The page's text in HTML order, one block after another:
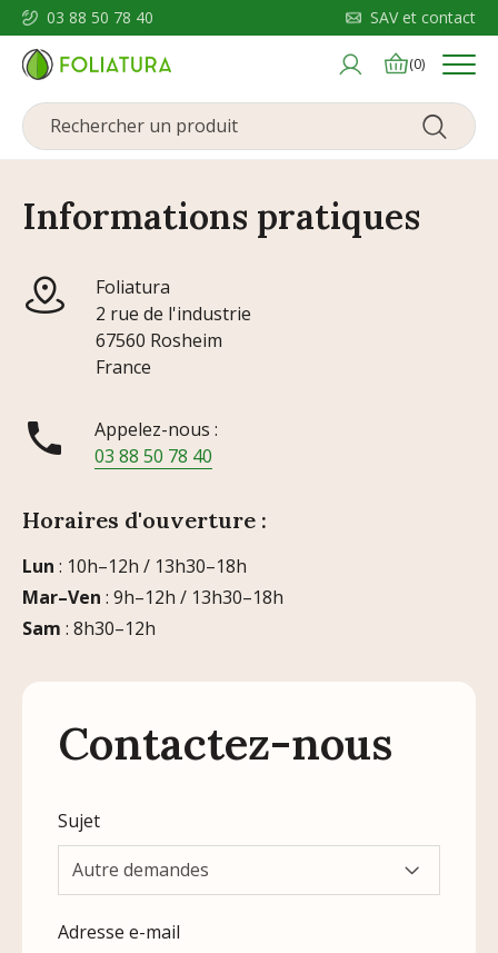
03 88 50 78 40 SAV et contact
(0) Menu
Informations pratiques
Foliatura
2 rue de l'industrie
67560 Rosheim
France

Appelez-nous :
03 88 50 78 40
Horaires d'ouverture :
Lun : 10h–12h / 13h30–18h
Mar–Ven : 9h–12h / 13h30–18h
Sam : 8h30–12h
Contactez-nous
Sujet
Autre demandes
Adresse e-mail